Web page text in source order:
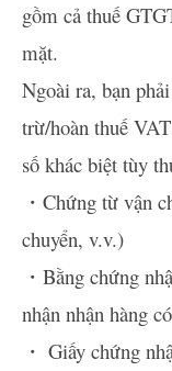
gồm cả thuế
mặt.
Ngoài ra, bạn
trừ/hoàn thuế
số khác biệt tùy
・Chứng từ vận
chuyển, v.v.)
・Bằng chứng
nhận nhận hàng
・ Giấy chứng